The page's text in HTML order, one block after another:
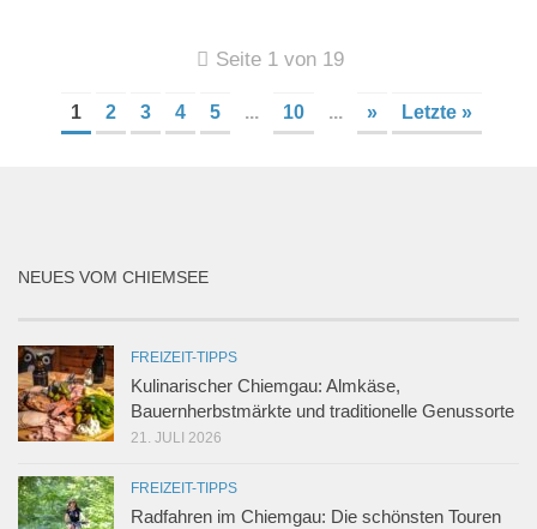
Seite 1 von 19
1 2 3 4 5 ... 10 ... » Letzte »
NEUES VOM CHIEMSEE
FREIZEIT-TIPPS
Kulinarischer Chiemgau: Almkäse,
Bauernherbstmärkte und traditionelle Genussorte
21. JULI 2026
FREIZEIT-TIPPS
Radfahren im Chiemgau: Die schönsten Touren